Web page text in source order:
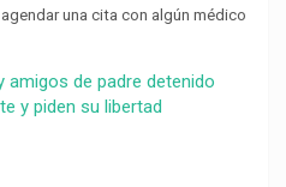
una cita con algún médico
amigos de padre detenido
y piden su libertad